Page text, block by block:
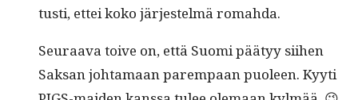
tusti, ettei koko jär­jestelmä romahda.
Seu­raa­va toive on, että Suo­mi pää­tyy siihen
Sak­san johta­maan parem­paan puoleen. Kyyti